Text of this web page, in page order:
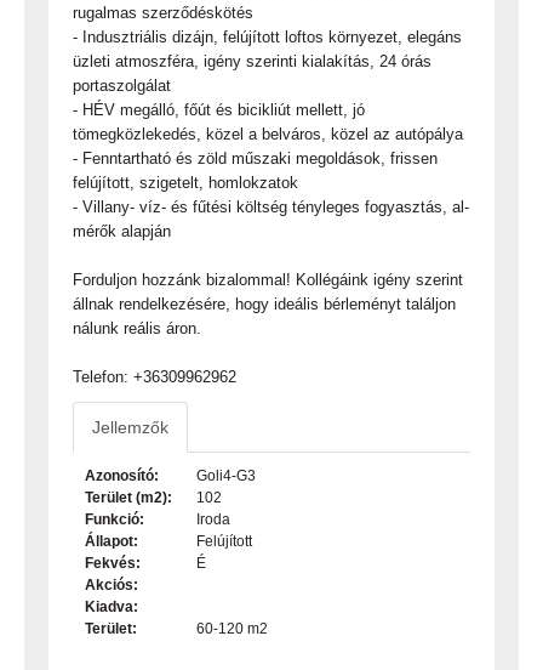
rugalmas szerződéskötés
- Indusztriális dizájn, felújított loftos környezet, elegáns
üzleti atmoszféra, igény szerinti kialakítás, 24 órás
portaszolgálat
- HÉV megálló, főút és bicikliút mellett, jó
tömegközlekedés, közel a belváros, közel az autópálya
- Fenntartható és zöld műszaki megoldások, frissen
felújított, szigetelt, homlokzatok
- Villany- víz- és fűtési költség tényleges fogyasztás, al-
mérők alapján
Forduljon hozzánk bizalommal! Kollégáink igény szerint
állnak rendelkezésére, hogy ideális bérleményt találjon
nálunk reális áron.
Telefon: +36309962962
Jellemzők
Azonosító:
Goli4-G3
Terület (m2):
102
Funkció:
Iroda
Állapot:
Felújított
Fekvés:
É
Akciós:
Kiadva:
Terület:
60-120 m2